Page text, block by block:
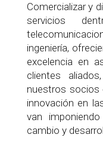
Comercializar y
servicios
ingeniería,
excelencia en
clientes
nuestros socios
innovación en
van
cambio y